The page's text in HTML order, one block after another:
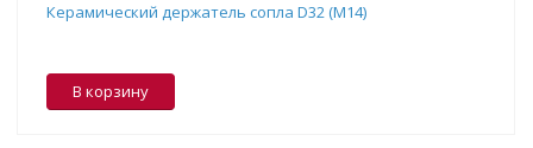
Керамический держатель сопла D32 (M14)
В корзину